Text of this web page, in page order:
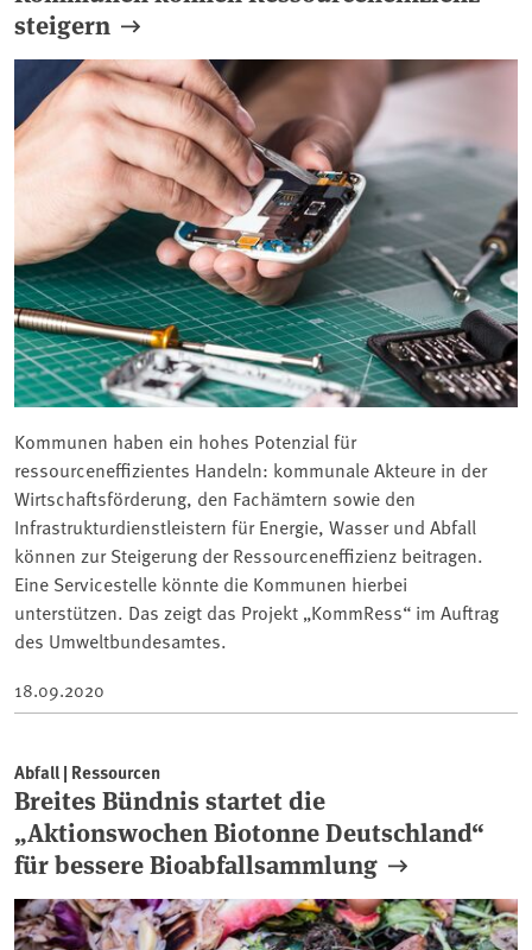
steigern
Kommunen haben ein hohes Potenzial für
ressourceneffizientes Handeln: kommunale Akteure in der
Wirtschaftsförderung, den Fachämtern sowie den
Infrastrukturdienstleistern für Energie, Wasser und Abfall
können zur Steigerung der Ressourceneffizienz beitragen.
Eine Servicestelle könnte die Kommunen hierbei
unterstützen. Das zeigt das Projekt „KommRess“ im Auftrag
des Umweltbundesamtes.
18.09.2020
Abfall | Ressourcen
Breites Bündnis startet die
„Aktionswochen Biotonne Deutschland“
für bessere Bioabfallsammlung